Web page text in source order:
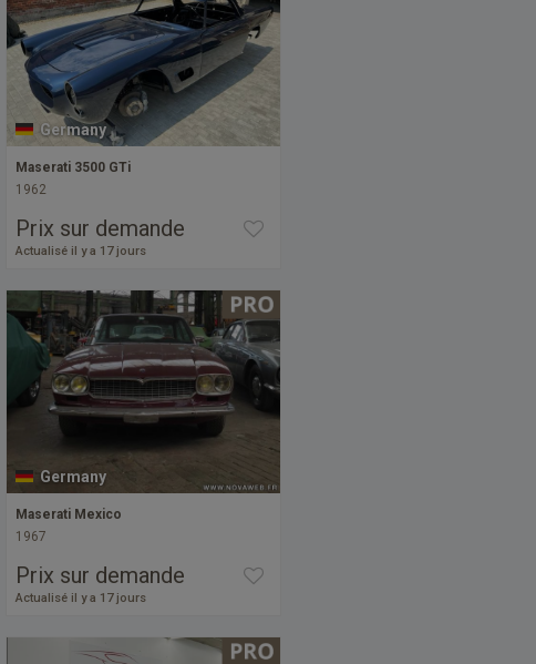
Germany
Maserati 3500 GTi
1962
Prix sur demande
Actualisé il y a 17 jours
Germany
Maserati Mexico
1967
Prix sur demande
Actualisé il y a 17 jours